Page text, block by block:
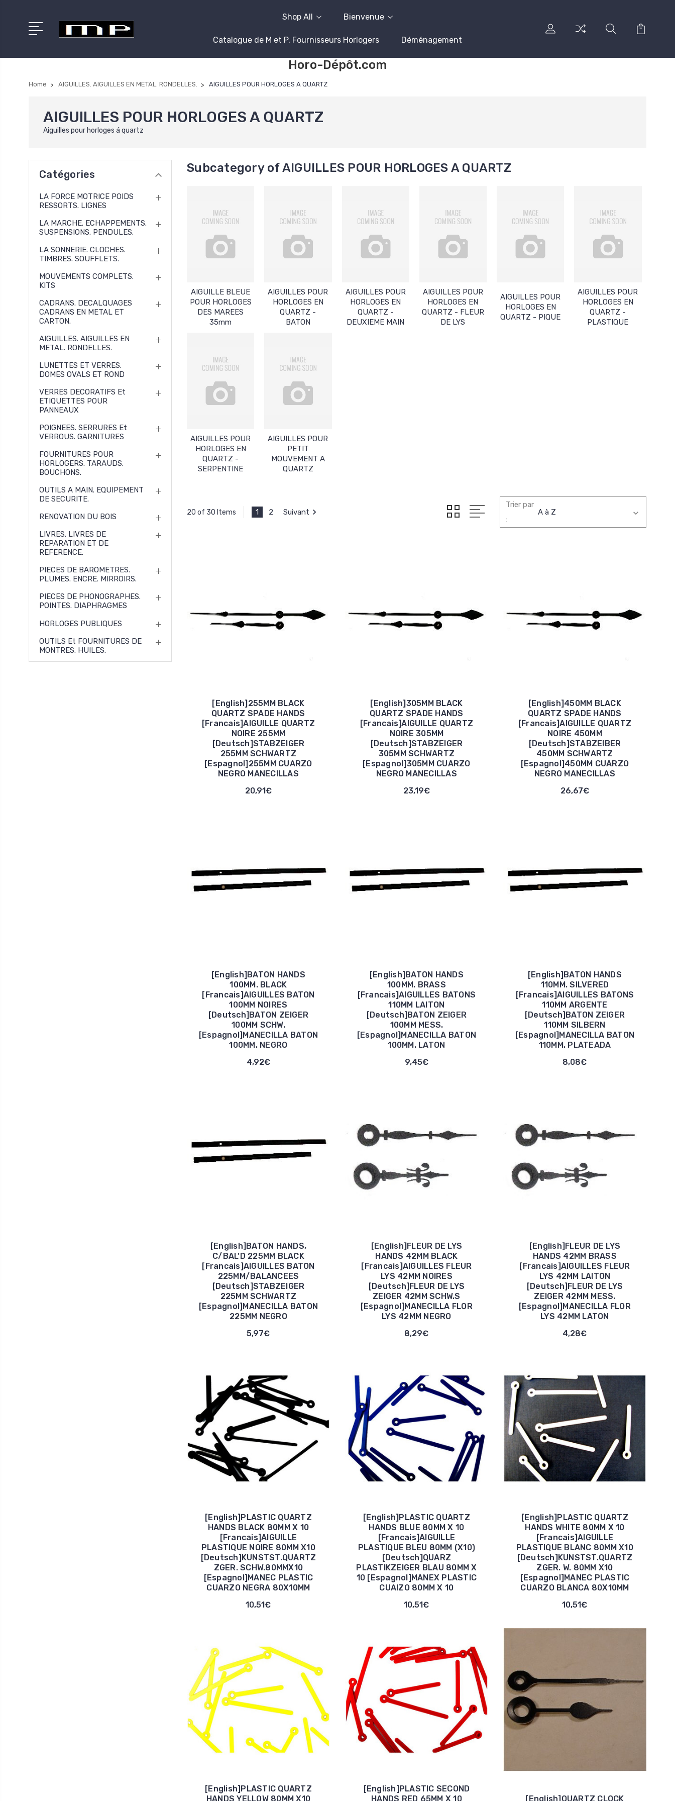
Shop All Bienvenue
Catalogue de M et P, Fournisseurs Horlogers Déménagement
Horo-Dépôt.com
Home AIGUILLES. AIGUILLES EN METAL. RONDELLES. AIGUILLES POUR HORLOGES A QUARTZ
AIGUILLES POUR HORLOGES A QUARTZ
Aiguilles pour horloges á quartz
Catégories
LA FORCE MOTRICE POIDS
RESSORTS. LIGNES
LA MARCHE. ECHAPPEMENTS.
SUSPENSIONS. PENDULES.
LA SONNERIE. CLOCHES.
TIMBRES. SOUFFLETS.
MOUVEMENTS COMPLETS.
KITS
CADRANS. DECALQUAGES
CADRANS EN METAL ET
CARTON.
AIGUILLES. AIGUILLES EN
METAL. RONDELLES.
LUNETTES ET VERRES.
DOMES OVALS ET ROND
VERRES DECORATIFS Et
ETIQUETTES POUR
PANNEAUX
POIGNEES. SERRURES Et
VERROUS. GARNITURES
FOURNITURES POUR
HORLOGERS. TARAUDS.
BOUCHONS.
OUTILS A MAIN. EQUIPEMENT
DE SECURITE.
RENOVATION DU BOIS
LIVRES. LIVRES DE
REPARATION ET DE
REFERENCE.
PIECES DE BAROMETRES.
PLUMES. ENCRE. MIRROIRS.
PIECES DE PHONOGRAPHES.
POINTES. DIAPHRAGMES
HORLOGES PUBLIQUES
OUTILS Et FOURNITURES DE
MONTRES. HUILES.
Subcategory of AIGUILLES POUR HORLOGES A QUARTZ
AIGUILLE BLEUE
POUR HORLOGES
DES MAREES
35mm
AIGUILLES POUR
HORLOGES EN
QUARTZ -
BATON
AIGUILLES POUR
HORLOGES EN
QUARTZ -
DEUXIEME MAIN
AIGUILLES POUR
HORLOGES EN
QUARTZ - FLEUR
DE LYS
AIGUILLES POUR
HORLOGES EN
QUARTZ - PIQUE
AIGUILLES POUR
HORLOGES EN
QUARTZ -
PLASTIQUE
AIGUILLES POUR
HORLOGES EN
QUARTZ -
SERPENTINE
AIGUILLES POUR
PETIT
MOUVEMENT A
QUARTZ
20 of 30 Items 1 2 Suivant
Trier par
:
[English]255MM BLACK
QUARTZ SPADE HANDS
[Francais]AIGUILLE QUARTZ
NOIRE 255MM
[Deutsch]STABZEIGER
255MM SCHWARTZ
[Espagnol]255MM CUARZO
NEGRO MANECILLAS
20,91€
[English]305MM BLACK
QUARTZ SPADE HANDS
[Francais]AIGUILLE QUARTZ
NOIRE 305MM
[Deutsch]STABZEIGER
305MM SCHWARTZ
[Espagnol]305MM CUARZO
NEGRO MANECILLAS
23,19€
[English]450MM BLACK
QUARTZ SPADE HANDS
[Francais]AIGUILLE QUARTZ
NOIRE 450MM
[Deutsch]STABZEIBER
450MM SCHWARTZ
[Espagnol]450MM CUARZO
NEGRO MANECILLAS
26,67€
[English]BATON HANDS
100MM. BLACK
[Francais]AIGUILLES BATON
100MM NOIRES
[Deutsch]BATON ZEIGER
100MM SCHW.
[Espagnol]MANECILLA BATON
100MM. NEGRO
4,92€
[English]BATON HANDS
100MM. BRASS
[Francais]AIGUILLES BATONS
110MM LAITON
[Deutsch]BATON ZEIGER
100MM MESS.
[Espagnol]MANECILLA BATON
100MM. LATON
9,45€
[English]BATON HANDS
110MM. SILVERED
[Francais]AIGUILLES BATONS
110MM ARGENTE
[Deutsch]BATON ZEIGER
110MM SILBERN
[Espagnol]MANECILLA BATON
110MM. PLATEADA
8,08€
[English]BATON HANDS,
C/BAL'D 225MM BLACK
[Francais]AIGUILLES BATON
225MM/BALANCEES
[Deutsch]STABZEIGER
225MM SCHWARTZ
[Espagnol]MANECILLA BATON
225MM NEGRO
5,97€
[English]FLEUR DE LYS
HANDS 42MM BLACK
[Francais]AIGUILLES FLEUR
LYS 42MM NOIRES
[Deutsch]FLEUR DE LYS
ZEIGER 42MM SCHW.S
[Espagnol]MANECILLA FLOR
LYS 42MM NEGRO
8,29€
[English]FLEUR DE LYS
HANDS 42MM BRASS
[Francais]AIGUILLES FLEUR
LYS 42MM LAITON
[Deutsch]FLEUR DE LYS
ZEIGER 42MM MESS.
[Espagnol]MANECILLA FLOR
LYS 42MM LATON
4,28€
[English]PLASTIC QUARTZ
HANDS BLACK 80MM X 10
[Francais]AIGUILLE
PLASTIQUE NOIRE 80MM X10
[Deutsch]KUNSTST.QUARTZ
ZGER. SCHW.80MMX10
[Espagnol]MANEC PLASTIC
CUARZO NEGRA 80X10MM
10,51€
[English]PLASTIC QUARTZ
HANDS BLUE 80MM X 10
[Francais]AIGUILLE
PLASTIQUE BLEU 80MM (X10)
[Deutsch]QUARZ
PLASTIKZEIGER BLAU 80MM X
10 [Espagnol]MANEX PLASTIC
CUAIZO 80MM X 10
10,51€
[English]PLASTIC QUARTZ
HANDS WHITE 80MM X 10
[Francais]AIGUILLE
PLASTIQUE BLANC 80MM X10
[Deutsch]KUNSTST.QUARTZ
ZGER. W. 80MM X10
[Espagnol]MANEC PLASTIC
CUARZO BLANCA 80X10MM
10,51€
[English]PLASTIC QUARTZ
HANDS YELLOW 80MM X10
[English]PLASTIC SECOND
HANDS RED 65MM X 10
[English]QUARTZ CLOCK